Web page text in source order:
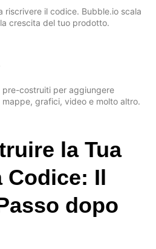
riscrivere il codice. Bubble.io scala
crescita del tuo prodotto.
costruiti per aggiungere
grafici, video e molto altro.
la Tua
Codice: Il
dopo